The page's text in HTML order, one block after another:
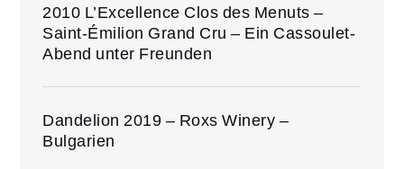
2010 L’Excellence Clos des Menuts –
Saint-Émilion Grand Cru – Ein Cassoulet-
Abend unter Freunden
Dandelion 2019 – Roxs Winery –
Bulgarien